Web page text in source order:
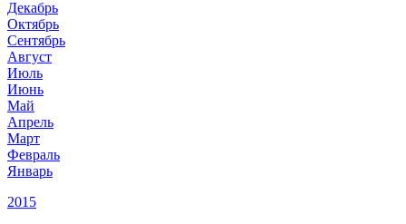
Декабрь
Октябрь
Сентябрь
Август
Июль
Июнь
Май
Апрель
Март
Февраль
Январь
2015